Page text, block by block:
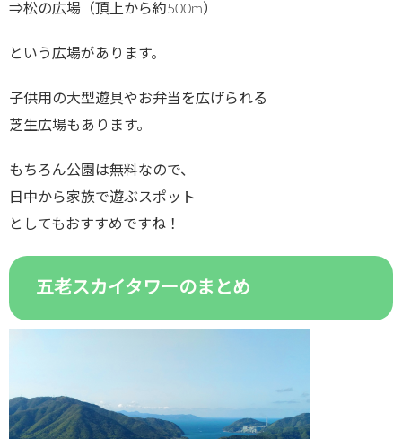
⇒松の広場（頂上から約500m）
という広場があります。
子供用の大型遊具やお弁当を広げられる
芝生広場もあります。
もちろん公園は無料なので、
日中から家族で遊ぶスポット
としてもおすすめですね！
五老スカイタワーのまとめ